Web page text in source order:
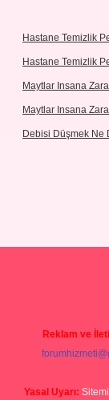
Hastane Temizlik
Hastane Temizlik
Maytlar Insana
Maytlar Insana
Debisi Düşmek Ne
Reklam ve
Yasal Uyarı: